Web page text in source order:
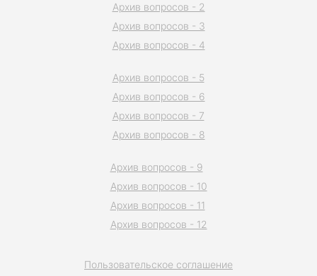
Пользовательское соглашение
Архив вопросов - 2
Архив вопросов - 3
Архив вопросов - 4
Архив вопросов - 5
Архив вопросов - 6
Архив вопросов - 7
Архив вопросов - 8
Архив вопросов - 9
Архив вопросов - 10
Архив вопросов - 11
Архив вопросов - 12